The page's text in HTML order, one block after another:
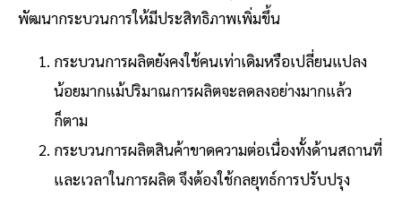
พัฒนากระบวนการให้มีประสิทธิภาพเพิ่มขึ้น
กระบวนการผลิตยังคงใช้คนเท่าเดิมหรือเปลี่ยนแปลง
น้อยมากแม้ปริมาณการผลิตจะลดลงอย่างมากแล้ว
ก็ตาม
กระบวนการผลิตสินค้าขาดความต่อเนื่องทั้งด้านสถานที่
และเวลาในการผลิต จึงต้องใช้กลยุทธ์การปรับปรุง